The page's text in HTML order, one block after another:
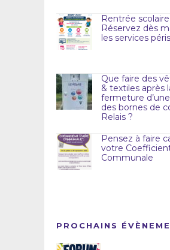
Rentrée
Réservez dès
les services
Que faire des
& textiles après
fermeture
des bornes de
Relais ?
Pensez à faire
votre
Communale
PROCHAINS